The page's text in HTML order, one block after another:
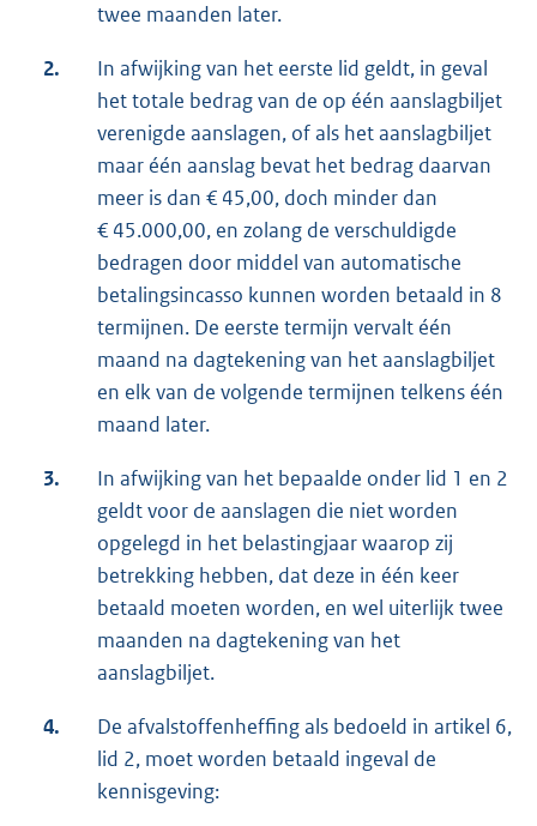
twee maanden later.
2.
In afwijking van het eerste lid geldt, in geval
het totale bedrag van de op één aanslagbiljet
verenigde aanslagen, of als het aanslagbiljet
maar één aanslag bevat het bedrag daarvan
meer is dan € 45,00, doch minder dan
€ 45.000,00, en zolang de verschuldigde
bedragen door middel van automatische
betalingsincasso kunnen worden betaald in 8
termijnen. De eerste termijn vervalt één
maand na dagtekening van het aanslagbiljet
en elk van de volgende termijnen telkens één
maand later.
3.
In afwijking van het bepaalde onder lid 1 en 2
geldt voor de aanslagen die niet worden
opgelegd in het belastingjaar waarop zij
betrekking hebben, dat deze in één keer
betaald moeten worden, en wel uiterlijk twee
maanden na dagtekening van het
aanslagbiljet.
4.
De afvalstoffenheffing als bedoeld in artikel 6,
lid 2, moet worden betaald ingeval de
kennisgeving: